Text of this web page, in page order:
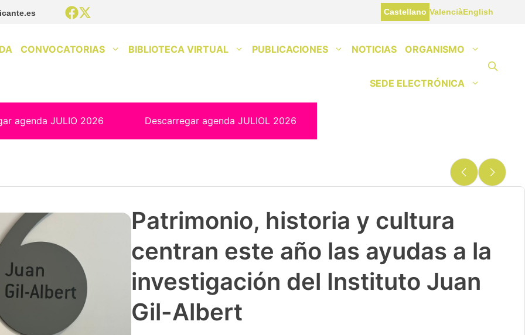
Castellano ValenciàEnglish
CONVOCATORIAS BIBLIOTECA VIRTUAL PUBLICACIONES NOTICIAS ORGANISMO
SEDE ELECTRÓNICA
agenda JULIO 2026 Descarregar agenda JULIOL 2026
Patrimonio, historia y cultura
centran este año las ayudas a la
investigación del Instituto Juan
Gil-Albert